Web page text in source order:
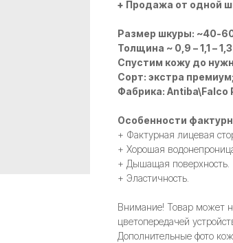
+ Продажа от одной
Размер шкуры: ~40-
Толщина ~ 0,9 – 1,1 –
Спустим кожу до
Сорт: экстра премиум;
Фабрика: Antiba\Falco
Особенности
+ Фактурная лицевая
+ Хорошая
+ Дышащая поверхность.
+ Эластичность.
Внимание! Товар может
цветопередачей
Дополнительные фото